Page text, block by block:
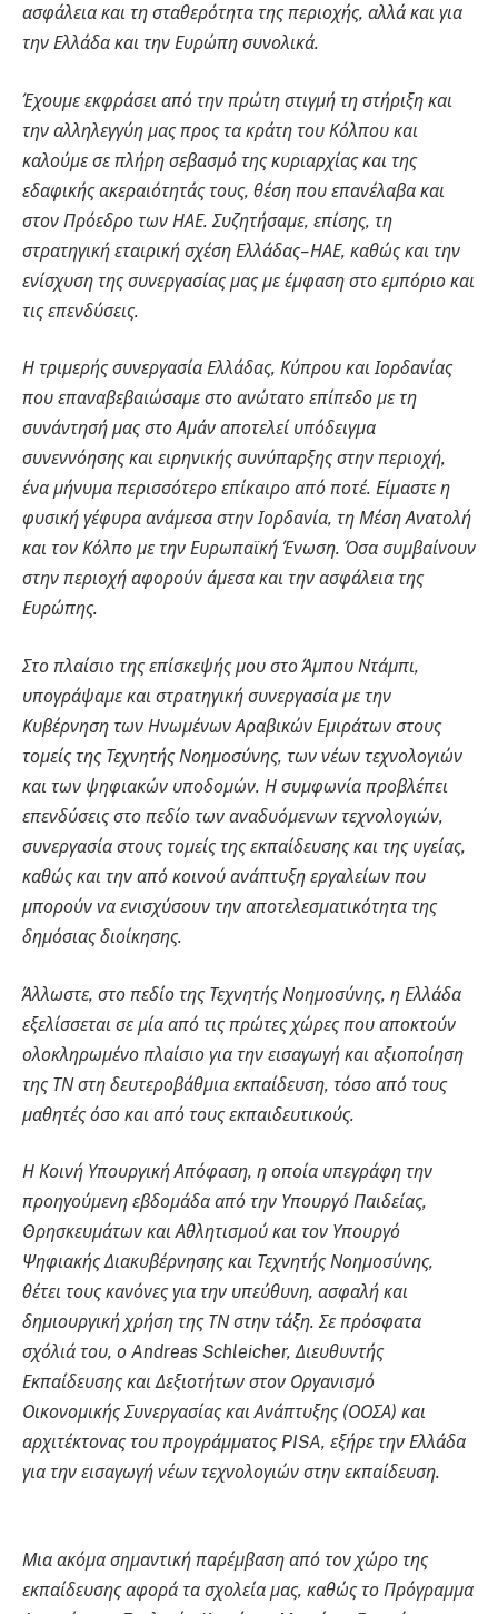
ασφάλεια και τη σταθερότητα της περιοχής, αλλά και για
την Ελλάδα και την Ευρώπη συνολικά.
Έχουμε εκφράσει από την πρώτη στιγμή τη στήριξη και
την αλληλεγγύη μας προς τα κράτη του Κόλπου και
καλούμε σε πλήρη σεβασμό της κυριαρχίας και της
εδαφικής ακεραιότητάς τους, θέση που επανέλαβα και
στον Πρόεδρο των ΗΑΕ. Συζητήσαμε, επίσης, τη
στρατηγική εταιρική σχέση Ελλάδας–ΗΑΕ, καθώς και την
ενίσχυση της συνεργασίας μας με έμφαση στο εμπόριο και
τις επενδύσεις.
Η τριμερής συνεργασία Ελλάδας, Κύπρου και Ιορδανίας
που επαναβεβαιώσαμε στο ανώτατο επίπεδο με τη
συνάντησή μας στο Αμάν αποτελεί υπόδειγμα
συνεννόησης και ειρηνικής συνύπαρξης στην περιοχή,
ένα μήνυμα περισσότερο επίκαιρο από ποτέ. Είμαστε η
φυσική γέφυρα ανάμεσα στην Ιορδανία, τη Μέση Ανατολή
και τον Κόλπο με την Ευρωπαϊκή Ένωση. Όσα συμβαίνουν
στην περιοχή αφορούν άμεσα και την ασφάλεια της
Ευρώπης.
Στο πλαίσιο της επίσκεψής μου στο Άμπου Ντάμπι,
υπογράψαμε και στρατηγική συνεργασία με την
Κυβέρνηση των Ηνωμένων Αραβικών Εμιράτων στους
τομείς της Τεχνητής Νοημοσύνης, των νέων τεχνολογιών
και των ψηφιακών υποδομών. Η συμφωνία προβλέπει
επενδύσεις στο πεδίο των αναδυόμενων τεχνολογιών,
συνεργασία στους τομείς της εκπαίδευσης και της υγείας,
καθώς και την από κοινού ανάπτυξη εργαλείων που
μπορούν να ενισχύσουν την αποτελεσματικότητα της
δημόσιας διοίκησης.
Άλλωστε, στο πεδίο της Τεχνητής Νοημοσύνης, η Ελλάδα
εξελίσσεται σε μία από τις πρώτες χώρες που αποκτούν
ολοκληρωμένο πλαίσιο για την εισαγωγή και αξιοποίηση
της ΤΝ στη δευτεροβάθμια εκπαίδευση, τόσο από τους
μαθητές όσο και από τους εκπαιδευτικούς.
Η Κοινή Υπουργική Απόφαση, η οποία υπεγράφη την
προηγούμενη εβδομάδα από την Υπουργό Παιδείας,
Θρησκευμάτων και Αθλητισμού και τον Υπουργό
Ψηφιακής Διακυβέρνησης και Τεχνητής Νοημοσύνης,
θέτει τους κανόνες για την υπεύθυνη, ασφαλή και
δημιουργική χρήση της ΤΝ στην τάξη. Σε πρόσφατα
σχόλιά του, ο Andreas Schleicher, Διευθυντής
Εκπαίδευσης και Δεξιοτήτων στον Οργανισμό
Οικονομικής Συνεργασίας και Ανάπτυξης (ΟΟΣΑ) και
αρχιτέκτονας του προγράμματος PISA, εξήρε την Ελλάδα
για την εισαγωγή νέων τεχνολογιών στην εκπαίδευση.
Μια ακόμα σημαντική παρέμβαση από τον χώρο της
εκπαίδευσης αφορά τα σχολεία μας, καθώς το Πρόγραμμα